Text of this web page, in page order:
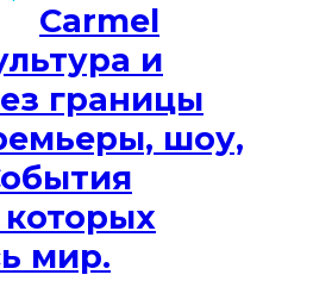
Сarmel
и
границы
шоу,
мир.